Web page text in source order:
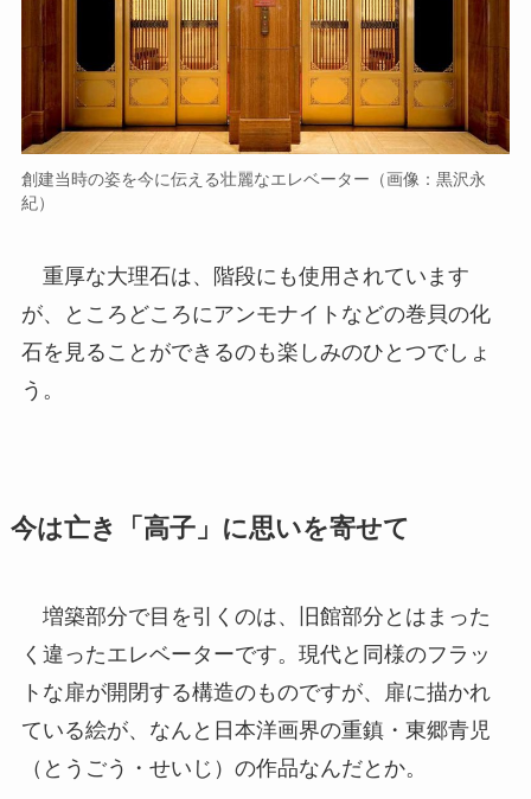
創建当時の姿を今に伝える壮麗なエレベーター（画像：黒沢永
紀）
重厚な大理石は、階段にも使用されています
が、ところどころにアンモナイトなどの巻貝の化
石を見ることができるのも楽しみのひとつでしょ
う。
今は亡き「高子」に思いを寄せて
増築部分で目を引くのは、旧館部分とはまった
く違ったエレベーターです。現代と同様のフラッ
トな扉が開閉する構造のものですが、扉に描かれ
ている絵が、なんと日本洋画界の重鎮・東郷青児
（とうごう・せいじ）の作品なんだとか。